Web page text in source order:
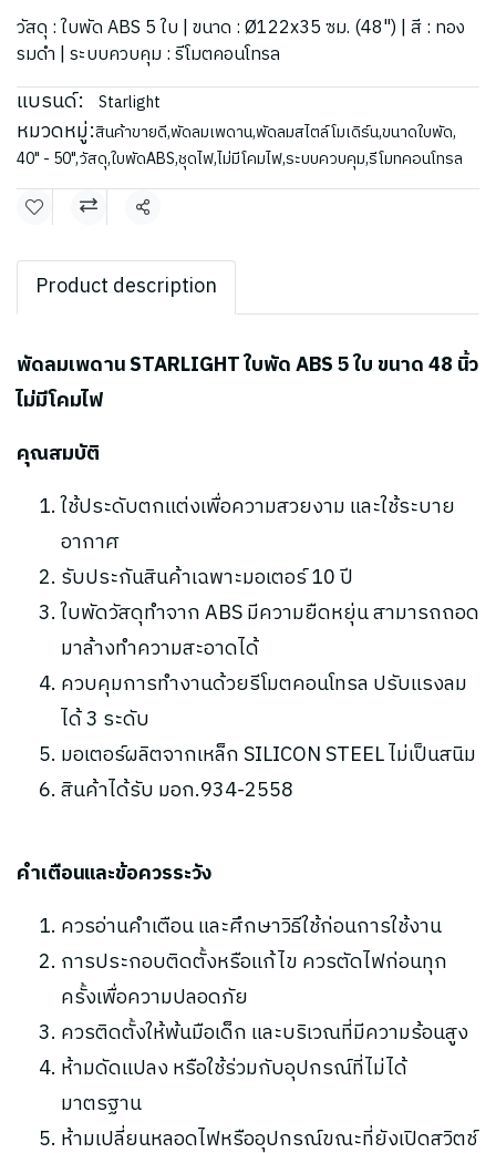
วัสดุ : ใบพัด ABS 5 ใบ | ขนาด : Ø122x35 ซม. (48") | สี : ทอง
รมดำ | ระบบควบคุม : รีโมตคอนโทรล
แบรนด์: Starlight
หมวดหมู่:สินค้าขายดี,พัดลมเพดาน,พัดลมสไตล์โมเดิร์น,ขนาดใบพัด,
40" - 50",วัสดุ,ใบพัดABS,ชุดไฟ,ไม่มีโคมไฟ,ระบบควบคุม,รีโมทคอนโทรล
แชร์
Product description
พัดลมเพดาน STARLIGHT ใบพัด ABS 5 ใบ ขนาด 48 นิ้ว
ไม่มีโคมไฟ
คุณสมบัติ
ใช้ประดับตกแต่งเพื่อความสวยงาม และใช้ระบาย
อากาศ
รับประกันสินค้าเฉพาะมอเตอร์ 10 ปี
ใบพัดวัสดุทำจาก ABS มีความยืดหยุ่น สามารถถอด
มาล้างทำความสะอาดได้
ควบคุมการทำงานด้วยรีโมตคอนโทรล ปรับแรงลม
ได้ 3 ระดับ
มอเตอร์ผลิตจากเหล็ก SILICON STEEL ไม่เป็นสนิม
สินค้าได้รับ มอก.934-2558
คำเตือนและข้อควรระวัง
ควรอ่านคำเตือน และศึกษาวิธีใช้ก่อนการใช้งาน
การประกอบติดตั้งหรือแก้ไข ควรตัดไฟก่อนทุก
ครั้งเพื่อความปลอดภัย
ควรติดตั้งให้พ้นมือเด็ก และบริเวณที่มีความร้อนสูง
ห้ามดัดแปลง หรือใช้ร่วมกับอุปกรณ์ที่ไม่ได้
มาตรฐาน
ห้ามเปลี่ยนหลอดไฟหรืออุปกรณ์ขณะที่ยังเปิดสวิตช์